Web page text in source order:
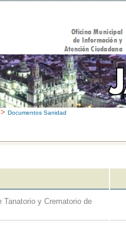
> Documentos Sanidad
Tanatorio y Crematorio de